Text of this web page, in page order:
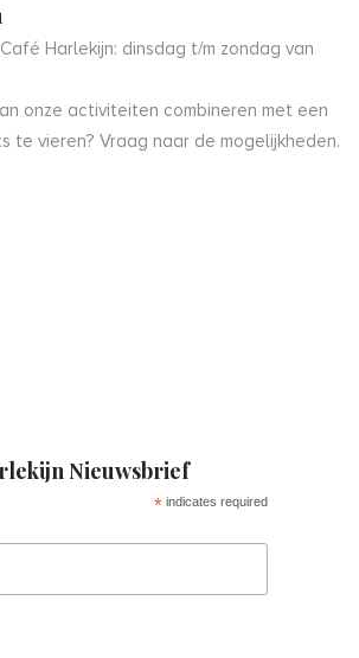
Harlekijn: dinsdag t/m zondag van
onze activiteiten combineren met een
te vieren? Vraag naar de mogelijkheden.
Nieuwsbrief
* indicates required